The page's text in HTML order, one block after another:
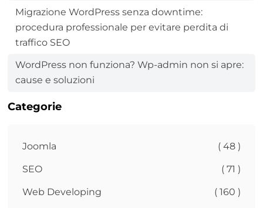
Migrazione WordPress senza downtime:
procedura professionale per evitare perdita di
traffico SEO
WordPress non funziona? Wp-admin non si apre:
cause e soluzioni
Categorie
Joomla ( 48 )
SEO ( 71 )
Web Developing ( 160 )